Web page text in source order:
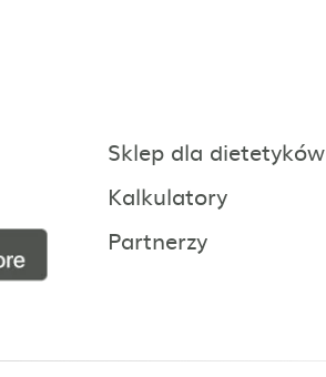
Sklep dla dietetyków
Kalkulatory
Partnerzy